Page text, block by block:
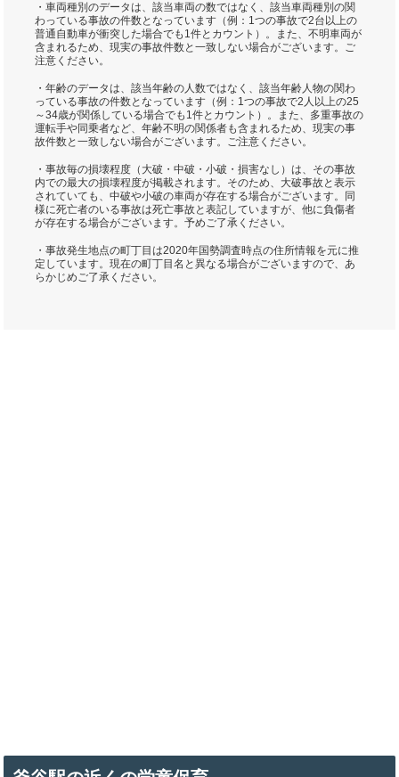
・車両種別のデータは、該当車両の数ではなく、該当車両種別の関
わっている事故の件数となっています（例：1つの事故で2台以上の
普通自動車が衝突した場合でも1件とカウント）。また、不明車両が
含まれるため、現実の事故件数と一致しない場合がございます。ご
注意ください。
・年齢のデータは、該当年齢の人数ではなく、該当年齢人物の関わ
っている事故の件数となっています（例：1つの事故で2人以上の25
～34歳が関係している場合でも1件とカウント）。また、多重事故の
運転手や同乗者など、年齢不明の関係者も含まれるため、現実の事
故件数と一致しない場合がございます。ご注意ください。
・事故毎の損壊程度（大破・中破・小破・損害なし）は、その事故
内での最大の損壊程度が掲載されます。そのため、大破事故と表示
されていても、中破や小破の車両が存在する場合がございます。同
様に死亡者のいる事故は死亡事故と表記していますが、他に負傷者
が存在する場合がございます。予めご了承ください。
・事故発生地点の町丁目は2020年国勢調査時点の住所情報を元に推
定しています。現在の町丁目名と異なる場合がございますので、あ
らかじめご了承ください。